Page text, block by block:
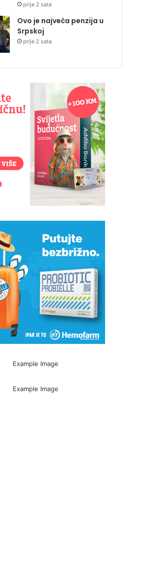
prije 2 sata
Ovo je najveća penzija u
Srpskoj
prije 2 sata